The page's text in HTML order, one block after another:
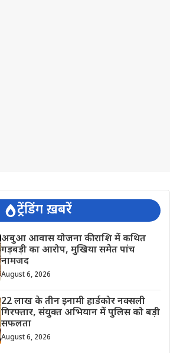
ट्रेंडिंग ख़बरें
अबुआ आवास योजना की राशि में कथित
गड़बड़ी का आरोप, मुखिया समेत पांच
नामजद
August 6, 2026
22 लाख के तीन इनामी हार्डकोर नक्सली
गिरफ्तार, संयुक्त अभियान में पुलिस को बड़ी
सफलता
August 6, 2026